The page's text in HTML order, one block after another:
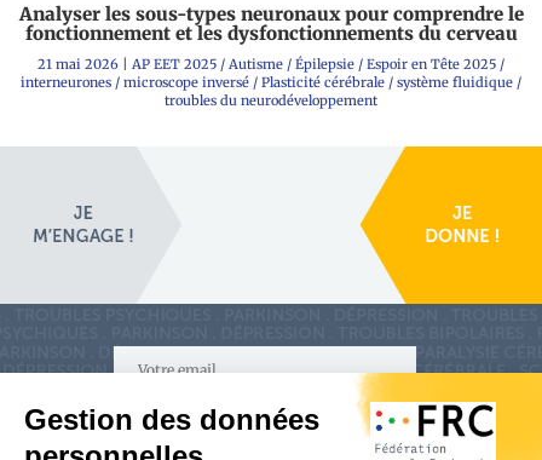
Analyser les sous-types neuronaux pour comprendre le
fonctionnement et les dysfonctionnements du cerveau
21 mai 2026 | AP EET 2025 / Autisme / Épilepsie / Espoir en Tête 2025 /
interneurones / microscope inversé / Plasticité cérébrale / système fluidique /
troubles du neurodéveloppement
S'inscrire à la newsletter